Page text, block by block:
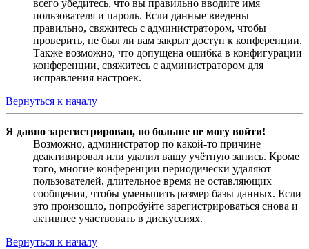
всего убедитесь, что вы правильно вводите имя
пользователя и пароль. Если данные введены
правильно, свяжитесь с администратором, чтобы
проверить, не был ли вам закрыт доступ к конференции.
Также возможно, что допущена ошибка в конфигурации
конференции, свяжитесь с администратором для
исправления настроек.
Вернуться к началу
Я давно зарегистрирован, но больше не могу войти!
Возможно, администратор по какой-то причине
деактивировал или удалил вашу учётную запись. Кроме
того, многие конференции периодически удаляют
пользователей, длительное время не оставляющих
сообщения, чтобы уменьшить размер базы данных. Если
это произошло, попробуйте зарегистрироваться снова и
активнее участвовать в дискуссиях.
Вернуться к началу